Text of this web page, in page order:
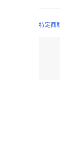
せん
ケー
特定商